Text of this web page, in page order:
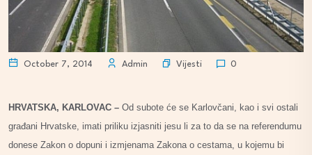
October 7, 2014 Admin Vijesti 0
HRVATSKA, KARLOVAC – Od subote će se Karlovčani, kao i svi ostali
građani Hrvatske, imati priliku izjasniti jesu li za to da se na referendumu
donese Zakon o dopuni i izmjenama Zakona o cestama, u kojemu bi